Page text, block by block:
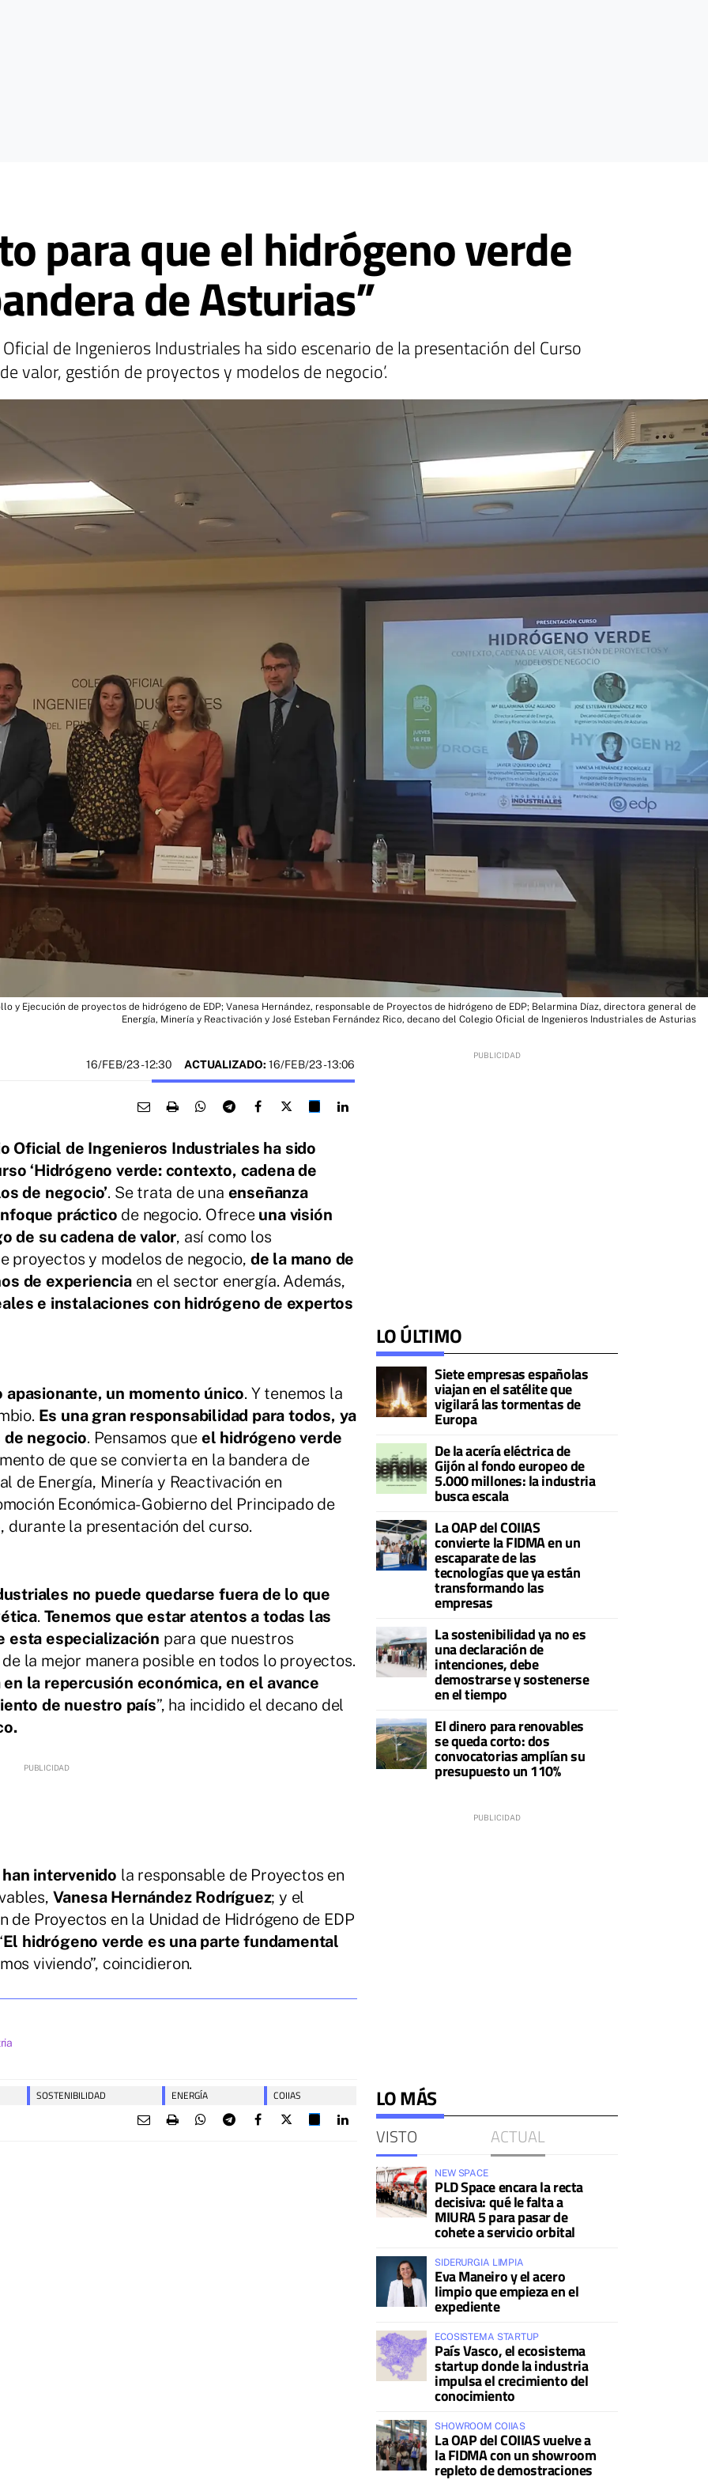
para que el hidrógeno verde
de Asturias”
de Ingenieros Industriales ha sido escenario de la presentación del Curso
valor, gestión de proyectos y modelos de negocio’.
y Ejecución de proyectos de hidrógeno de EDP; Vanesa Hernández, responsable de Proyectos de hidrógeno de EDP; Belarmina Díaz, directora general de
Energía, Minería y Reactivación y José Esteban Fernández Rico, decano del Colegio Oficial de Ingenieros Industriales de Asturias
16/FEB/23- 12:30 ACTUALIZADO: 16/FEB/23 - 13:06
Oficial de Ingenieros Industriales ha sido
‘Hidrógeno verde: contexto, cadena de
de negocio’. Se trata de una enseñanza
práctico de negocio. Ofrece una visión
de su cadena de valor, así como los
proyectos y modelos de negocio, de la mano de
de experienciaen el sector energía. Además,
e instalaciones con hidrógeno de expertos
un momento único. Y tenemos la
Es una gran responsabilidad para todos, ya
negocio. Pensamos que el hidrógeno verde
de que se convierta en la bandera de
de Energía, Minería y Reactivación en
Económica- Gobierno del Principado de
, durante la presentación del curso.
no puede quedarse fuera de lo que
. Tenemos que estar atentos a todas las
esta especialización para que nuestros
la mejor manera posible en todos lo proyectos.
la repercusión económica, en el avance
de nuestro país”, ha incidido el decano del
intervenido la responsable de Proyectos en
Vanesa Hernández Rodríguez; y el
de Proyectos en la Unidad de Hidrógeno de EDP
El hidrógeno verde es una parte fundamental
viviendo”, coincidieron.
SOSTENIBILIDAD ENERGÍA COIIAS
LO ÚLTIMO
Siete empresas españolas
viajan en el satélite que
vigilará las tormentas de
Europa
De la acería eléctrica de
Gijón al fondo europeo de
5.000 millones: la industria
busca escala
La OAP del COIIAS
convierte la FIDMA en un
escaparate de las
tecnologías que ya están
transformando las
empresas
La sostenibilidad ya no es
una declaración de
intenciones, debe
demostrarse y sostenerse
en el tiempo
El dinero para renovables
se queda corto: dos
convocatorias amplían su
presupuesto un 110%
LO MÁS
VISTO ACTUAL
NEW SPACE
PLD Space encara la recta
decisiva: qué le falta a
MIURA 5 para pasar de
cohete a servicio orbital
SIDERURGIA LIMPIA
Eva Maneiro y el acero
limpio que empieza en el
expediente
ECOSISTEMA STARTUP
País Vasco, el ecosistema
startup donde la industria
impulsa el crecimiento del
conocimiento
SHOWROOM COIIAS
La OAP del COIIAS vuelve a
la FIDMA con un showroom
repleto de demostraciones